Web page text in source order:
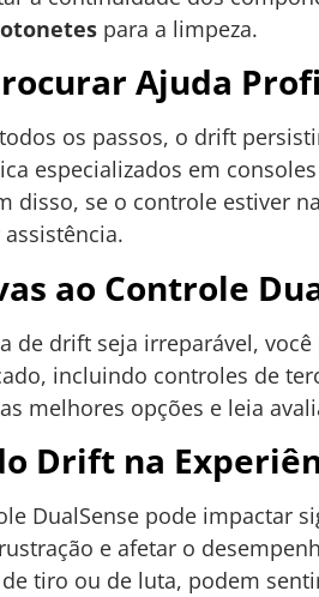
para a limpeza.
Ajuda
os passos, o drift
especializados em
disso, se o controle estiver
ao Controle
de drift seja irreparável,
incluindo controles de
melhores opções e leia
Drift na
DualSense pode impactar
e afetar o
tiro ou de luta, podem